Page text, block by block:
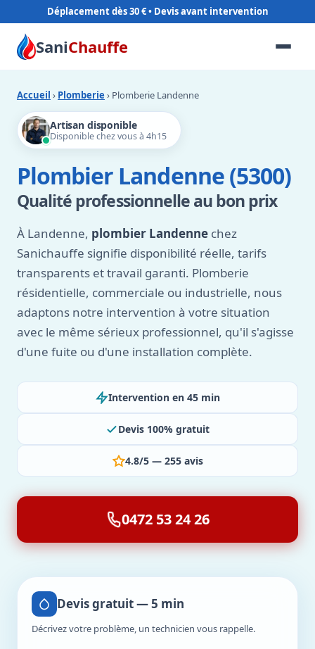
Déplacement dès 30 €
SaniChauffe
Accueil › Plomberie › Plomberie Landenne
Artisan disponible
Disponible chez vous à 4h15
Plombier Landenne (5300)
Qualité professionnelle au bon prix
À Landenne, plombier Landenne chez
Sanichauffe signifie disponibilité réelle, tarifs
transparents et travail garanti. Plomberie
résidentielle, commerciale ou industrielle, nous
adaptons notre intervention à votre situation
avec le même sérieux professionnel, qu'il s'agisse
d'une fuite ou d'une installation complète.
Intervention en 45 min
Devis 100% gratuit
4.8/5 — 255 avis
0472 53 24 26
Devis gratuit — 5 min
Décrivez votre problème, un technicien vous rappelle.